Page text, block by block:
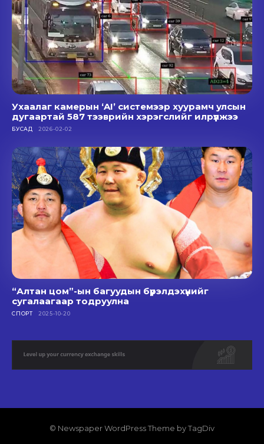
Ухаалаг камерын ‘AI’ системээр хуурамч улсын
дугаартай 587 тээврийн хэрэгслийг илрүүлжээ
БУСАД 2026-02-02
“Алтан цом”-ын багуудын бүрэлдэхүүнийг
сугалаагаар тодруулна
СПОРТ 2025-10-20
© Newspaper WordPress Theme by TagDiv